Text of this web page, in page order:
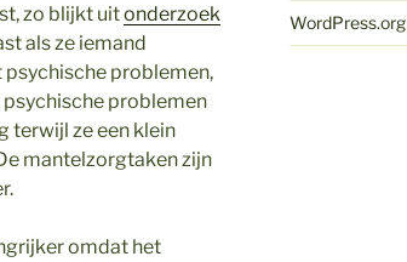
zo blijkt uitonderzoek
als ze iemand
psychische problemen,
problemen
terwijl ze een klein
mantelzorgtaken zijn
omdat het
WordPress.org